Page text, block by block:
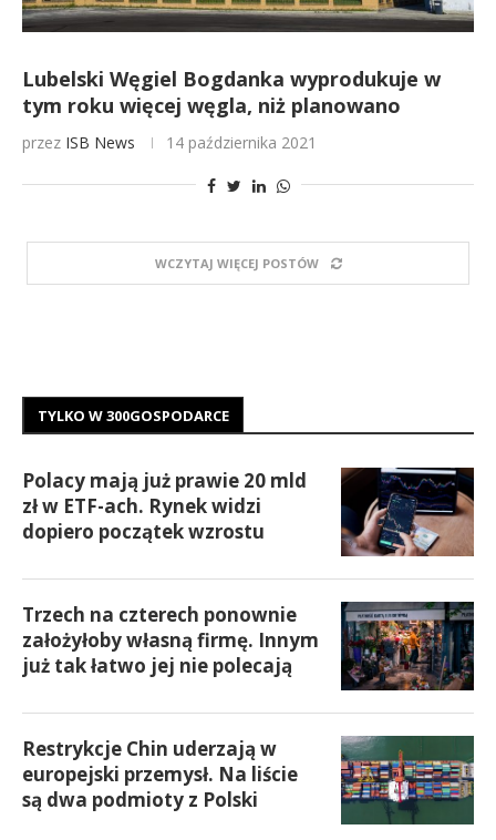
Lubelski Węgiel Bogdanka wyprodukuje w
tym roku więcej węgla, niż planowano
przez ISB News 14 października 2021
WCZYTAJ WIĘCEJ POSTÓW
TYLKO W 300GOSPODARCE
Polacy mają już prawie 20 mld
zł w ETF-ach. Rynek widzi
dopiero początek wzrostu
Trzech na czterech ponownie
założyłoby własną firmę. Innym
już tak łatwo jej nie polecają
Restrykcje Chin uderzają w
europejski przemysł. Na liście
są dwa podmioty z Polski